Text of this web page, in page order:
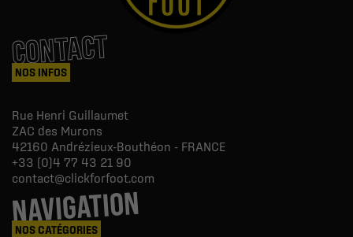
CONTACT
NOS INFOS
Rue Henri Guillaumet
ZAC des Murons
42160 Andrézieux-Bouthéon - FRANCE
+33 (0)4 77 43 21 90
contact@clickforfoot.com
NAVIGATION
NOS CATÉGORIES